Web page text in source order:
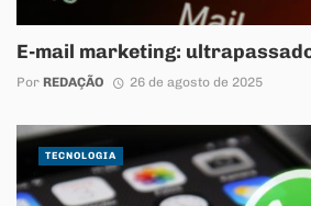
E-mail marketing:
Por REDAÇÃO 26 de agosto de 2025
TECNOLOGIA